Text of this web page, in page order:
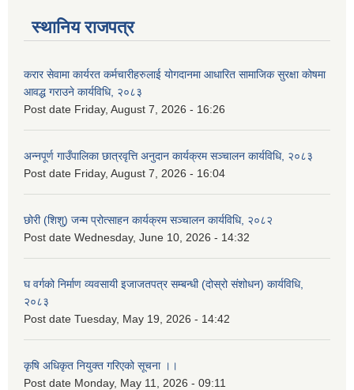
स्थानिय राजपत्र
करार सेवामा कार्यरत कर्मचारीहरुलाई योगदानमा आधारित सामाजिक सुरक्षा कोषमा
आवद्ध गराउने कार्यविधि, २०८३
Post date Friday, August 7, 2026 - 16:26
अन्नपूर्ण गाउँपालिका छात्रवृत्ति अनुदान कार्यक्रम सञ्चालन कार्यविधि, २०८३
Post date Friday, August 7, 2026 - 16:04
छोरी (शिशु) जन्म प्रोत्साहन कार्यक्रम सञ्चालन कार्यविधि, २०८२
Post date Wednesday, June 10, 2026 - 14:32
घ वर्गको निर्माण व्यवसायी इजाजतपत्र सम्बन्धी (दोस्रो संशोधन) कार्यविधि,
२०८३
Post date Tuesday, May 19, 2026 - 14:42
कृषि अधिकृत नियुक्त गरिएको सूचना ।।
Post date Monday, May 11, 2026 - 09:11